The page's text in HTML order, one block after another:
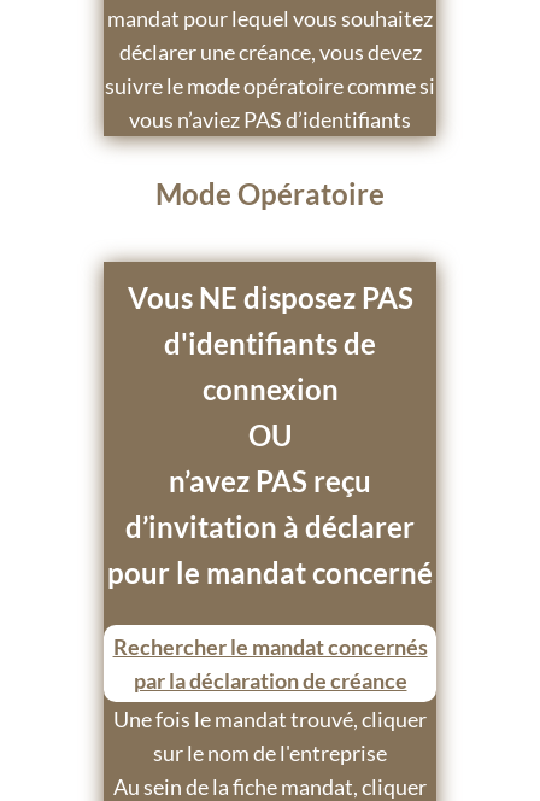
mandat pour lequel vous souhaitez
déclarer une créance, vous devez
suivre le mode opératoire comme si
vous n’aviez PAS d’identifiants
Mode Opératoire
Vous NE disposez PAS
d'identifiants de
connexion
OU
n’avez PAS reçu
d’invitation à déclarer
pour le mandat concerné
Rechercher le mandat concernés
par la déclaration de créance
Une fois le mandat trouvé, cliquer
sur le nom de l'entreprise
Au sein de la fiche mandat, cliquer